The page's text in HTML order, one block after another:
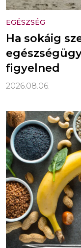
EGÉSZSÉG
Ha sokáig
figyelned
2026.08.06.